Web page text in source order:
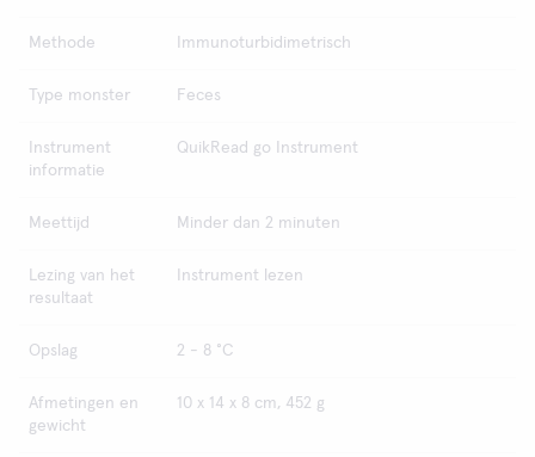
Methode Immunoturbidimetrisch
Type monster Feces
Instrument
informatie
QuikRead go Instrument
Meettijd Minder dan 2 minuten
Lezing van het
resultaat
Instrument lezen
Opslag 2 - 8 °C
Afmetingen en
gewicht
10 x 14 x 8 cm, 452 g